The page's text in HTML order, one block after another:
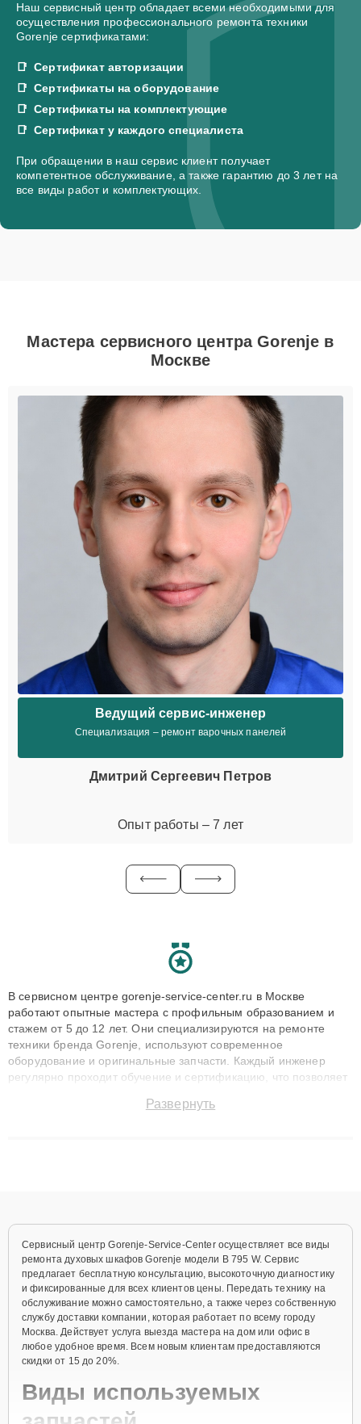
Наш сервисный центр обладает всеми необходимыми для
осуществления профессионального ремонта техники
Gorenje сертификатами:
Сертификат авторизации
Сертификаты на оборудование
Сертификаты на комплектующие
Сертификат у каждого специалиста
При обращении в наш сервис клиент получает
компетентное обслуживание, а также гарантию до 3 лет на
все виды работ и комплектующих.
Мастера сервисного центра Gorenje в
Москве
Ведущий сервис-инженер
Специализация – ремонт варочных панелей
Дмитрий Сергеевич Петров
Опыт работы – 7 лет
В сервисном центре gorenje-service-center.ru в Москве
работают опытные мастера с профильным образованием и
стажем от 5 до 12 лет. Они специализируются на ремонте
техники бренда Gorenje, используют современное
оборудование и оригинальные запчасти. Каждый инженер
регулярно проходит обучение и сертификацию, что позволяет
технику с сохранением гарантии до 3 лет. Наши мастера
Развернуть
Сервисный центр Gorenje-Service-Center осуществляет все виды
ремонта духовых шкафов Gorenje модели B 795 W. Сервис
предлагает бесплатную консультацию, высокоточную диагностику
и фиксированные для всех клиентов цены. Передать технику на
обслуживание можно самостоятельно, а также через собственную
службу доставки компании, которая работает по всему городу
Москва. Действует услуга выезда мастера на дом или офис в
любое удобное время. Всем новым клиентам предоставляются
скидки от 15 до 20%.
Виды используемых